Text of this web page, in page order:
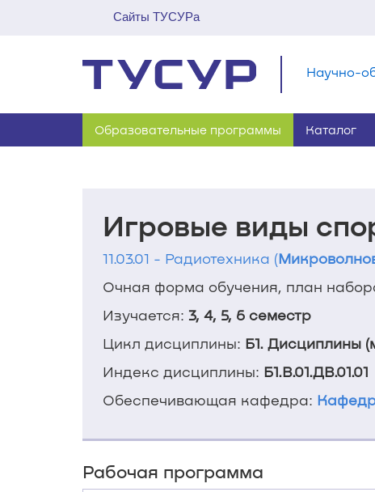
Сайты ТУСУРа
Научно-
Образовательные программы Каталог
Игровые виды
11.03.01 - Радиотехника (
Очная форма обучения, план
Изучается: 3, 4, 5, 6 семестр
Цикл дисциплины: Б1. Дисциплины
Индекс дисциплины: Б1.В.01.ДВ.01.01
Обеспечивающая кафедра:
Рабочая программа